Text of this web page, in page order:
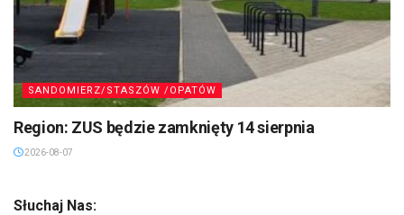
SANDOMIERZ/STASZÓW /OPATÓW
Region: ZUS będzie zamknięty 14 sierpnia
2026-08-07
Słuchaj Nas: